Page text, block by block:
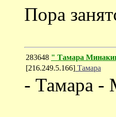
Пора
283648 " Тамара
[216.249.5.166] Тамара
- Тамара -